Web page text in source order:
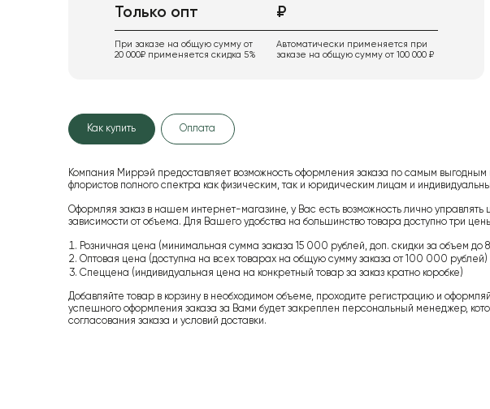
Только опт
При заказе на общую сумму от
20 000₽ применяется скидка 5%
₽
Автоматически применяется при
заказе на общую сумму от 100 000 ₽
Как купить Оплата
Компания Миррэй предоставляет возможность оформления заказа по самым выгодным
флористов полного спектра как физическим, так и юридическим лицам и
Оформляя заказ в нашем интернет-магазине, у Вас есть возможность лично управлять
зависимости от объема. Для Вашего удобства на большинство товара доступно три
Розничная цена (минимальная сумма заказа 15 000 рублей, доп. скидки за объем до
Оптовая цена (доступна на всех товарах на общую сумму заказа от 100 000 рублей)
Спеццена (индивидуальная цена на конкретный товар за заказ кратно коробке)
Добавляйте товар в корзину в необходимом объеме, проходите регистрацию и
успешного оформления заказа за Вами будет закреплен персональный менеджер,
согласования заказа и условий доставки.